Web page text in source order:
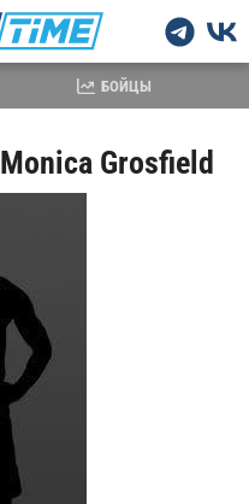
Grosfield
БОЙЦЫ